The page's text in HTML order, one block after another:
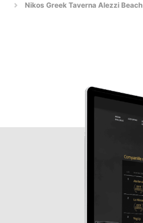
Nikos Greek Taverna Alezzi Beach